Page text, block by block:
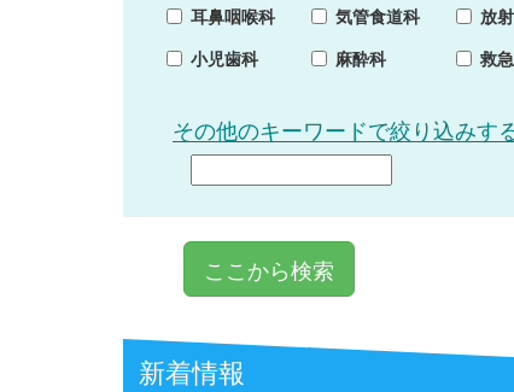
耳鼻咽喉科
気管食道科 放
小児歯科
麻酔科 救
その他のキーワードで絞り込みす
新着情報